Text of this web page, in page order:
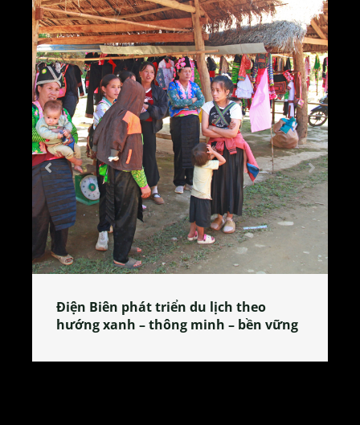
vững
Làng làm bánh tẻ Phú Nhi – nơi lan
tỏa đặc sản xứ Đoài